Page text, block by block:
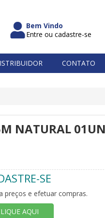
Bem Vindo
Entre ou cadastre-se
CONTATO
NATURAL 01UN
SE
preços e efetuar compras.
AQUI